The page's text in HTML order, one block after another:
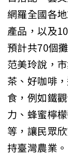
網羅全國各
產品，以及
預計共70個
范美玲說，
茶、好咖啡
食，例如鐵
力、蜂蜜檸
等，讓民眾
持臺灣農業。